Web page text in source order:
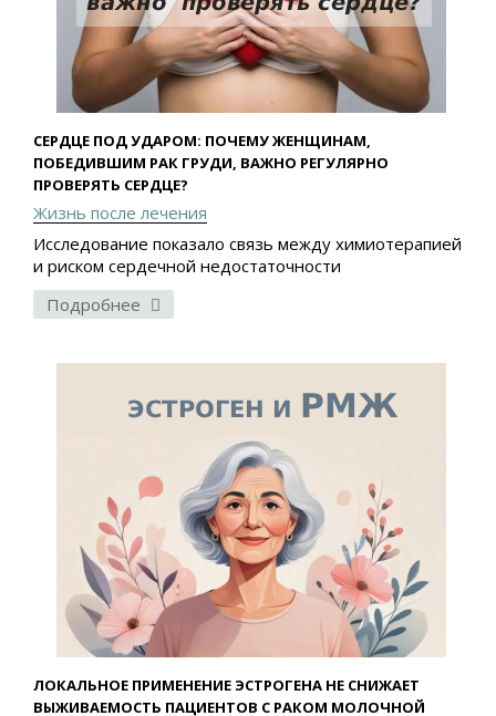
СЕРДЦЕ ПОД УДАРОМ: ПОЧЕМУ ЖЕНЩИНАМ,
ПОБЕДИВШИМ РАК ГРУДИ, ВАЖНО РЕГУЛЯРНО
ПРОВЕРЯТЬ СЕРДЦЕ?
Жизнь после лечения
Исследование показало связь между химиотерапией
и риском сердечной недостаточности
Подробнее
ЛОКАЛЬНОЕ ПРИМЕНЕНИЕ ЭСТРОГЕНА НЕ СНИЖАЕТ
ВЫЖИВАЕМОСТЬ ПАЦИЕНТОВ С РАКОМ МОЛОЧНОЙ